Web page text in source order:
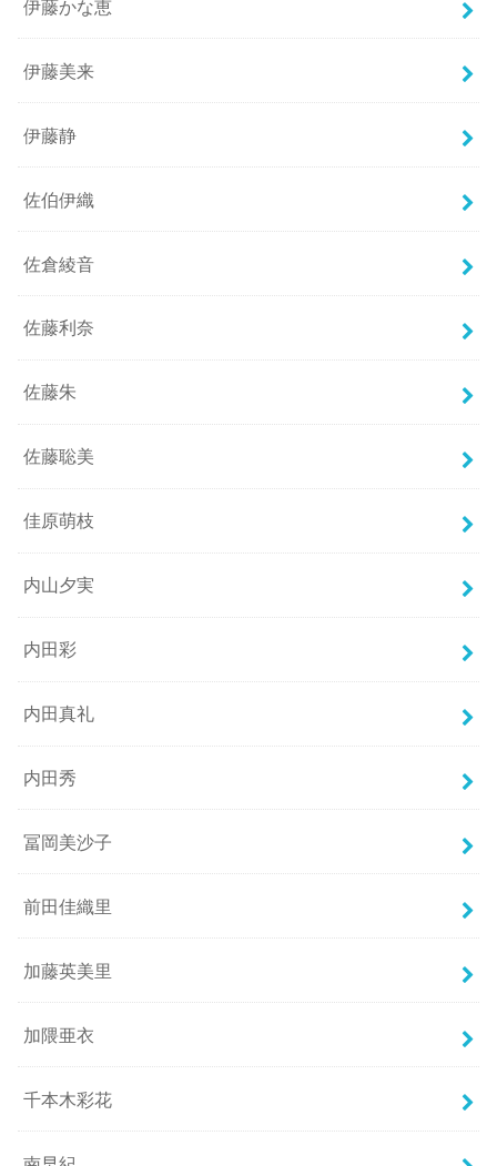
伊藤かな恵
伊藤美来
伊藤静
佐伯伊織
佐倉綾音
佐藤利奈
佐藤朱
佐藤聡美
佳原萌枝
内山夕実
内田彩
内田真礼
内田秀
冨岡美沙子
前田佳織里
加藤英美里
加隈亜衣
千本木彩花